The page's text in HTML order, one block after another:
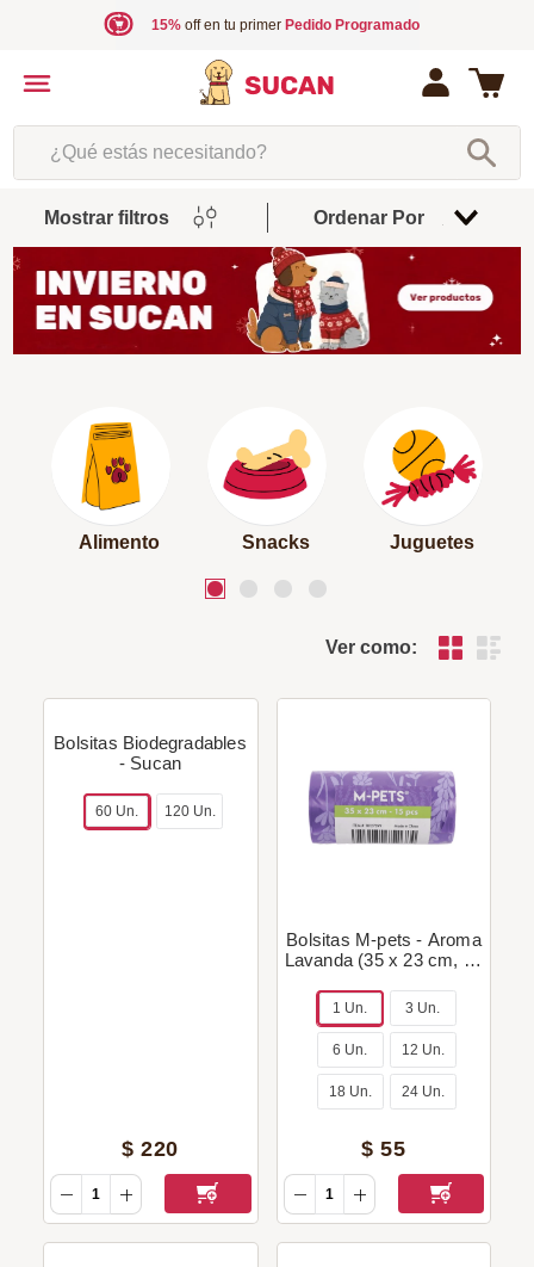
15%off en tu primer Pedido Programado
¿Qué estás necesitando?
Mostrar filtros Ordenar Por
Relevancia
Alimento Snacks Juguetes
Ver como:
Bolsitas Biodegradables
- Sucan
60 Un. 120 Un.
$ 220
Bolsitas M-pets - Aroma
Lavanda (35 x 23 cm, 15
1 Un. 3 Un.
6 Un. 12 Un.
18 Un. 24 Un.
$ 55